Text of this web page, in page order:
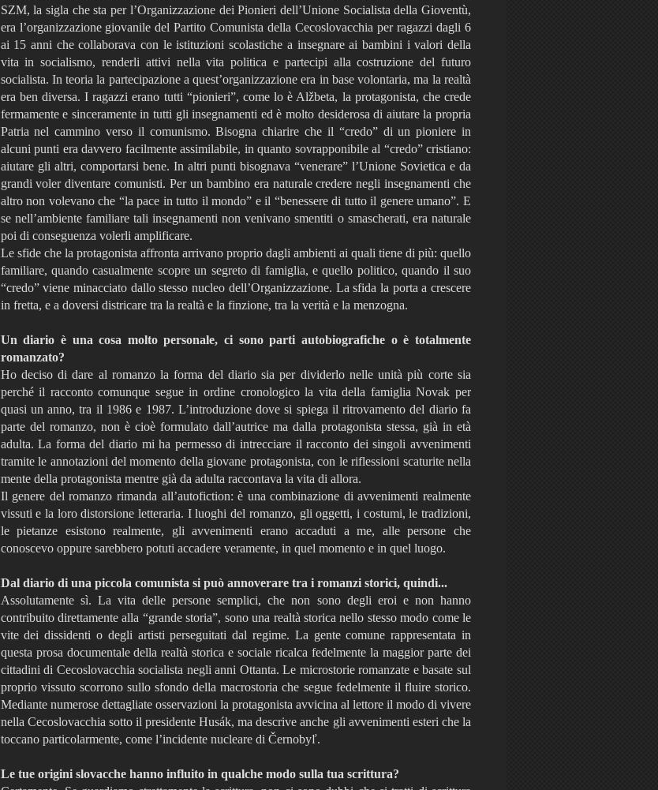
SZM, la sigla che sta per l’Organizzazione dei Pionieri dell’Unione Socialista della Gioventù,
era l’organizzazione giovanile del Partito Comunista della Cecoslovacchia per ragazzi dagli 6
ai 15 anni che collaborava con le istituzioni scolastiche a insegnare ai bambini i valori della
vita in socialismo, renderli attivi nella vita politica e partecipi alla costruzione del futuro
socialista. In teoria la partecipazione a quest’organizzazione era in base volontaria, ma la realtà
era ben diversa. I ragazzi erano tutti “pionieri”, come lo è Alžbeta, la protagonista, che crede
fermamente e sinceramente in tutti gli insegnamenti ed è molto desiderosa di aiutare la propria
Patria nel cammino verso il comunismo. Bisogna chiarire che il “credo” di un pioniere in
alcuni punti era davvero facilmente assimilabile, in quanto sovrapponibile al “credo” cristiano:
aiutare gli altri, comportarsi bene. In altri punti bisognava “venerare” l’Unione Sovietica e da
grandi voler diventare comunisti. Per un bambino era naturale credere negli insegnamenti che
altro non volevano che “la pace in tutto il mondo” e il “benessere di tutto il genere umano”. E
se nell’ambiente familiare tali insegnamenti non venivano smentiti o smascherati, era naturale
poi di conseguenza volerli amplificare.
Le sfide che la protagonista affronta arrivano proprio dagli ambienti ai quali tiene di più: quello
familiare, quando casualmente scopre un segreto di famiglia, e quello politico, quando il suo
“credo” viene minacciato dallo stesso nucleo dell’Organizzazione. La sfida la porta a crescere
in fretta, e a doversi districare tra la realtà e la finzione, tra la verità e la menzogna.
Un diario è una cosa molto personale, ci sono parti autobiografiche o è totalmente
romanzato?
Ho deciso di dare al romanzo la forma del diario sia per dividerlo nelle unità più corte sia
perché il racconto comunque segue in ordine cronologico la vita della famiglia Novak per
quasi un anno, tra il 1986 e 1987. L’introduzione dove si spiega il ritrovamento del diario fa
parte del romanzo, non è cioè formulato dall’autrice ma dalla protagonista stessa, già in età
adulta. La forma del diario mi ha permesso di intrecciare il racconto dei singoli avvenimenti
tramite le annotazioni del momento della giovane protagonista, con le riflessioni scaturite nella
mente della protagonista mentre già da adulta raccontava la vita di allora.
Il genere del romanzo rimanda all’autofiction: è una combinazione di avvenimenti realmente
vissuti e la loro distorsione letteraria. I luoghi del romanzo, gli oggetti, i costumi, le tradizioni,
le pietanze esistono realmente, gli avvenimenti erano accaduti a me, alle persone che
conoscevo oppure sarebbero potuti accadere veramente, in quel momento e in quel luogo.
Dal diario di una piccola comunista si può annoverare tra i romanzi storici, quindi...
Assolutamente sì. La vita delle persone semplici, che non sono degli eroi e non hanno
contribuito direttamente alla “grande storia”, sono una realtà storica nello stesso modo come le
vite dei dissidenti o degli artisti perseguitati dal regime. La gente comune rappresentata in
questa prosa documentale della realtà storica e sociale ricalca fedelmente la maggior parte dei
cittadini di Cecoslovacchia socialista negli anni Ottanta. Le microstorie romanzate e basate sul
proprio vissuto scorrono sullo sfondo della macrostoria che segue fedelmente il fluire storico.
Mediante numerose dettagliate osservazioni la protagonista avvicina al lettore il modo di vivere
nella Cecoslovacchia sotto il presidente Husák, ma descrive anche gli avvenimenti esteri che la
toccano particolarmente, come l’incidente nucleare di Černobyľ.
Le tue origini slovacche hanno influito in qualche modo sulla tua scrittura?